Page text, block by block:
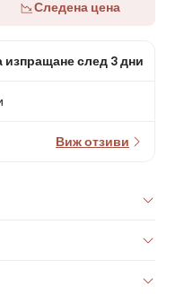
Следена цена
изпращане след 3 дни
Виж отзиви